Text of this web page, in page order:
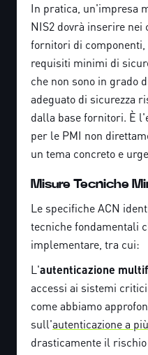
In pratica, un'impresa
NIS2 dovrà inserire
fornitori di componenti,
requisiti minimi di
che non sono in grado
adeguato di sicurezza
dalla base fornitori. È
per le PMI non
un tema concreto e
Misure Tecniche
Le specifiche ACN
tecniche fondamentali
implementare, tra cui:
L'autenticazione
accessi ai sistemi
come abbiamo
sull'autenticazione a
drasticamente il